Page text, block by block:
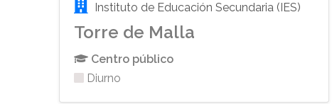
Instituto de Educación Secundaria (IES)
Torre de Malla
Centro público
Diurno